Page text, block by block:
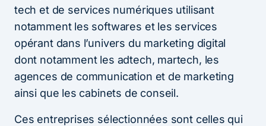
tech et de services numériques utilisant
notamment les softwares et les services
opérant dans l’univers du marketing digital
dont notamment les adtech, martech, les
agences de communication et de marketing
ainsi que les cabinets de conseil.
Ces entreprises sélectionnées sont celles qui